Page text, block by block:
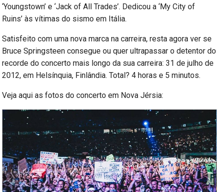
‘Youngstown’ e ‘Jack of All Trades’. Dedicou a ‘My City of
Ruins’ às vítimas do sismo em Itália.
Satisfeito com uma nova marca na carreira, resta agora ver se
Bruce Springsteen consegue ou quer ultrapassar o detentor do
recorde do concerto mais longo da sua carreira: 31 de julho de
2012, em Helsínquia, Finlândia. Total? 4 horas e 5 minutos.
Veja aqui as fotos do concerto em Nova Jérsia: